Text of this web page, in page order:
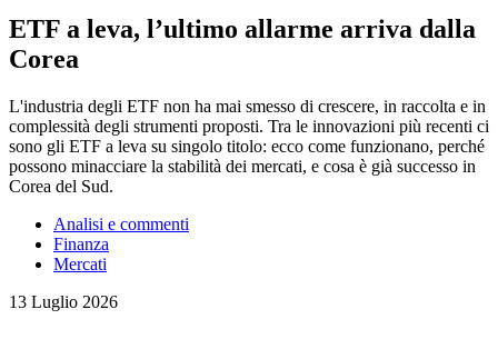
ETF a leva, l’ultimo allarme arriva dalla
Corea
L'industria degli ETF non ha mai smesso di crescere, in raccolta e in
complessità degli strumenti proposti. Tra le innovazioni più recenti ci
sono gli ETF a leva su singolo titolo: ecco come funzionano, perché
possono minacciare la stabilità dei mercati, e cosa è già successo in
Corea del Sud.
Analisi e commenti
Finanza
Mercati
13 Luglio 2026